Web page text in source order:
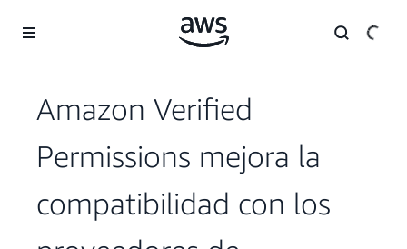
Amazon Verified
Permissions mejora la
compatibilidad con los